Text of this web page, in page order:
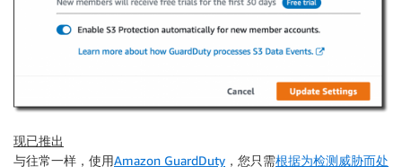
现已推出
与往常一样，使用Amazon GuardDuty ，您只需根据为检测威胁而处